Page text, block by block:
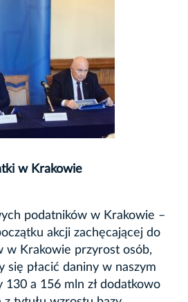
w Krakowie
podatników w Krakowie –
akcji zachęcającej do
w Krakowie przyrost osób,
się płacić daniny w naszym
130 a 156 mln zł dodatkowo